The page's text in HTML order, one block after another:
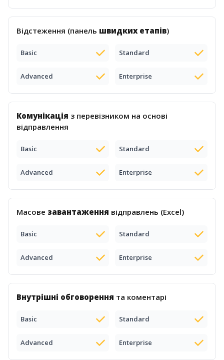
Відстеження (панель швидких етапів)
Basic Standard
Advanced Enterprise
Комунікація з перевізником на основі
відправлення
Basic Standard
Advanced Enterprise
Масове завантаження відправлень (Excel)
Basic Standard
Advanced Enterprise
Внутрішні обговорення та коментарі
Basic Standard
Advanced Enterprise